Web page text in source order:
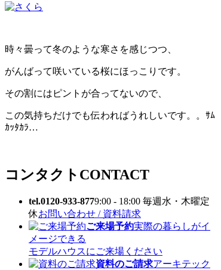
時々曇って冬のような寒さを感じつつ、
がんばって咲いている桜にほっこりです。
その割にはピントが合ってないので、
この気持ちだけでも伝わればうれしいです。。ｻﾑ
ｶｯﾀｶﾗ…
コンタクト CONTACT
tel.0120-933-8779:00 - 18:00 毎週水・木曜定
休お問い合わせ / 資料請求
ご来場予約実際の暮らしがイ
メージできる
モデルハウスにご来場ください
資料のご請求アーキテック